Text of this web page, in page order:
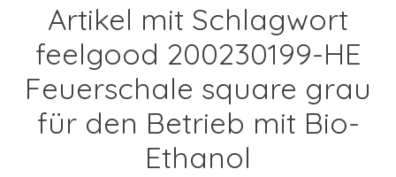
Artikel mit Schlagwort
feelgood 200230199-HE
Feuerschale square grau
für den Betrieb mit Bio-
Ethanol